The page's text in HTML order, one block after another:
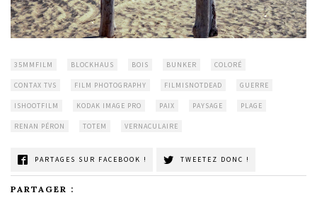
35MMFILM BLOCKHAUS BOIS BUNKER COLORÉ
CONTAX TVS FILM PHOTOGRAPHY FILMISNOTDEAD GUERRE
ISHOOTFILM KODAK IMAGE PRO PAIX PAYSAGE PLAGE
RENAN PÉRON TOTEM VERNACULAIRE
PARTAGES SUR FACEBOOK ! TWEETEZ DONC !
PARTAGER :